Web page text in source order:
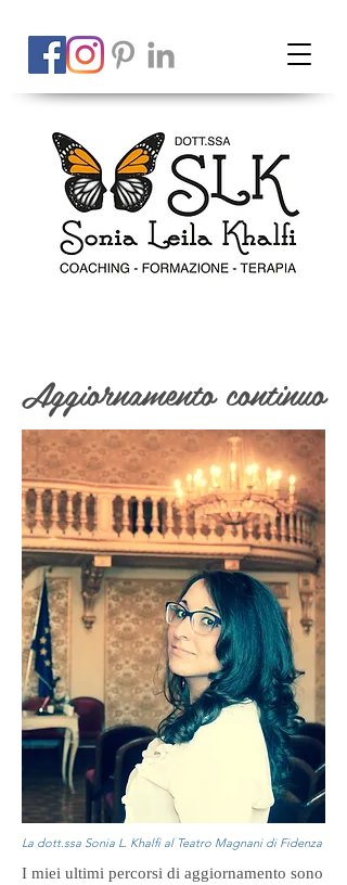
Aggiornamento continuo
La dott.ssa Sonia L. Khalfi al Teatro Magnani di Fidenza
I miei ultimi percorsi di aggiornamento sono